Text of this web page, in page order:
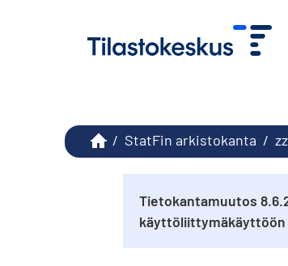
/ StatFin arkistokanta /
Tietokantamuutos
käyttöliittymäkäyttöön